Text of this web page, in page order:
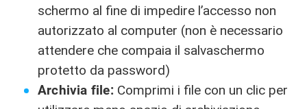
schermo al fine di impedire l’accesso non
autorizzato al computer (non è necessario
attendere che compaia il salvaschermo
protetto da password)
Archivia file: Comprimi i file con un clic per